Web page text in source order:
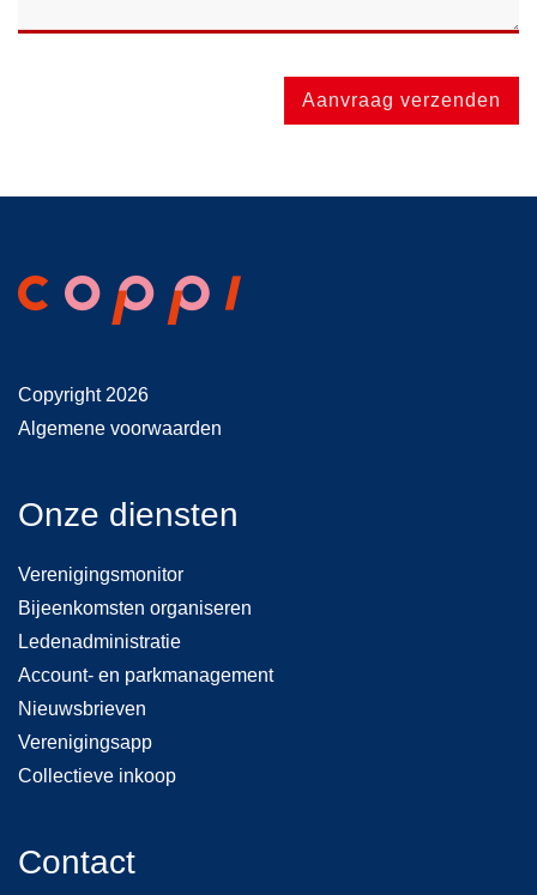
Copyright 2026
Algemene voorwaarden
Onze diensten
Verenigingsmonitor
Bijeenkomsten organiseren
Ledenadministratie
Account- en parkmanagement
Nieuwsbrieven
Verenigingsapp
Collectieve inkoop
Contact